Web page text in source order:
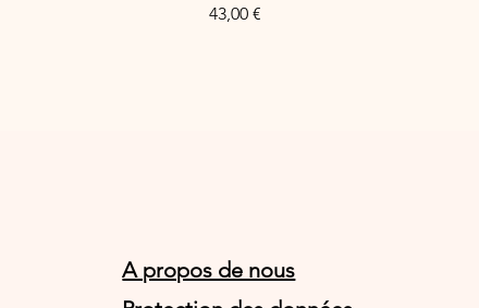
Price
43,00 €
A propos de nous